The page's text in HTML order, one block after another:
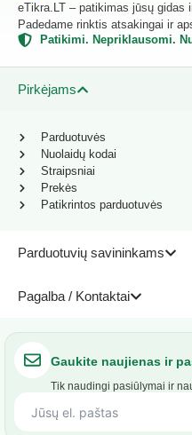
eTikra.LT – patikimas jūsų gidas
Padedame rinktis atsakingai ir
Patikimi. Nepriklausomi.
Pirkėjams
Parduotuvių savininkams
Pagalba / Kontaktai
Parduotuvės
Nuolaidų kodai
Straipsniai
Prekės
Patikrintos parduotuvės
Gaukite naujienas ir
Tik naudingi pasiūlymai ir